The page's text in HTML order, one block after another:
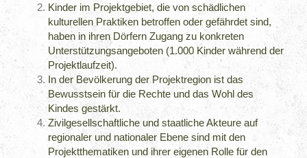
Kinder im Projektgebiet, die von schädlichen
kulturellen Praktiken betroffen oder gefährdet sind,
haben in ihren Dörfern Zugang zu konkreten
Unterstützungsangeboten (1.000 Kinder während der
Projektlaufzeit).
In der Bevölkerung der Projektregion ist das
Bewusstsein für die Rechte und das Wohl des
Kindes gestärkt.
Zivilgesellschaftliche und staatliche Akteure auf
regionaler und nationaler Ebene sind mit den
Projektthematiken und ihrer eigenen Rolle für den